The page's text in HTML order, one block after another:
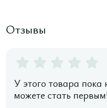
Отзывы
У этого товара пока
можете стать